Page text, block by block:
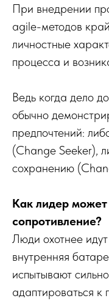
При внедрении
agile-методов
личностные
процесса и
Ведь когда дело
обычно
предпочтений:
(Change Seeker),
сохранению
Как лидер
сопротивление?
Люди охотнее
внутренняя
испытывают
адаптироваться